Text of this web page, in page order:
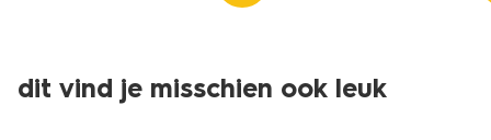
dit vind je misschien ook leuk
3 voor 4.99
met je HEMA pas
3 voor 4.99
met je HEMA pas